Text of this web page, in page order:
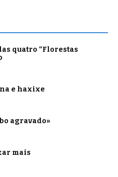
quatro “Florestas
e haxixe
agravado»
mais